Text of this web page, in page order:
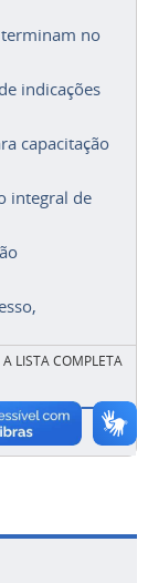
terminam no
indicações
capacitação
integral de
A LISTA COMPLETA